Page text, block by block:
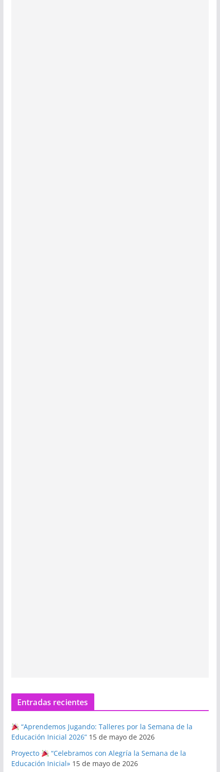
Entradas recientes
“Aprendemos Jugando: Talleres por la Semana de la
Educación Inicial 2026” 15 de mayo de 2026
Proyecto
“Celebramos con Alegría la Semana de la
Educación Inicial» 15 de mayo de 2026